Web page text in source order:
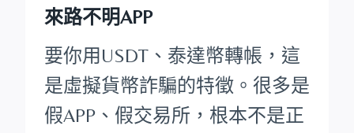
來路不明APP
要你用USDT、泰達幣轉帳，這
是虛擬貨幣詐騙的特徵。很多是
假APP、假交易所，根本不是正